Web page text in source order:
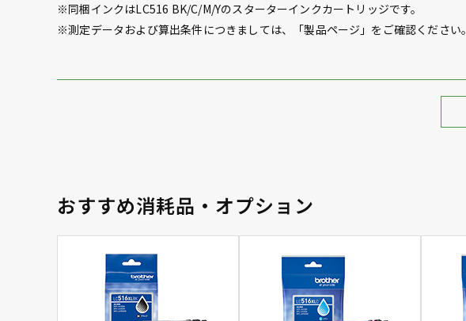
※同梱インクはLC516 BK/C/M/Yのスターターインクカートリッジです。
※測定データおよび算出条件につきましては、「製品ページ」をご確認ください。
おすすめ消耗品・オプション